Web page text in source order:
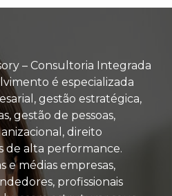
– Consultoria Integrada
é especializada
gestão estratégica,
gestão de pessoas,
direito
de alta performance.
e médias empresas,
profissionais